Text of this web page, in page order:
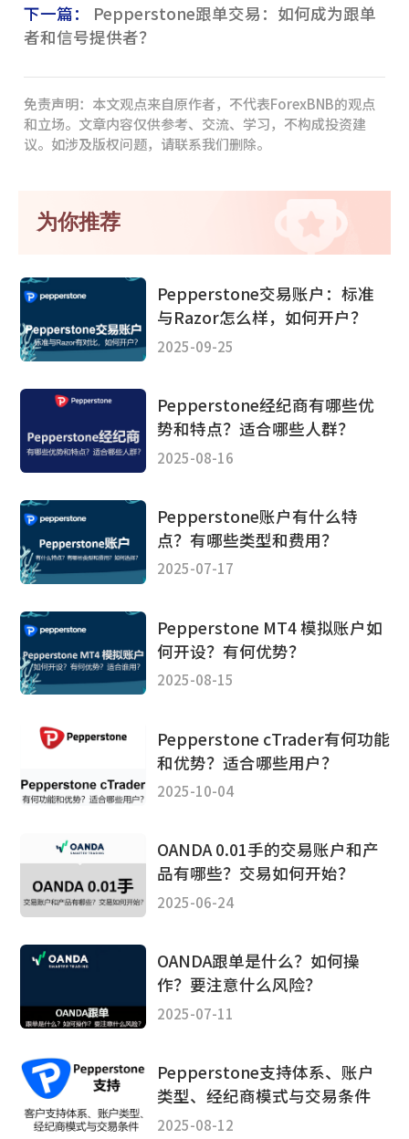
下一篇：
Pepperstone跟单交易：如何成为跟单
者和信号提供者？
免责声明：本文观点来自原作者，不代表ForexBNB的观点
和立场。文章内容仅供参考、交流、学习，不构成投资建
议。如涉及版权问题，请联系我们删除。
为你推荐
Pepperstone交易账户：标准
与Razor怎么样，如何开户？
2025-09-25
Pepperstone经纪商有哪些优
势和特点？适合哪些人群？
2025-08-16
Pepperstone账户有什么特
点？有哪些类型和费用？
2025-07-17
Pepperstone MT4 模拟账户如
何开设？有何优势？
2025-08-15
Pepperstone cTrader有何功能
和优势？适合哪些用户？
2025-10-04
OANDA 0.01手的交易账户和产
品有哪些？交易如何开始？
2025-06-24
OANDA跟单是什么？如何操
作？要注意什么风险？
2025-07-11
Pepperstone支持体系、账户
类型、经纪商模式与交易条件
2025-08-12